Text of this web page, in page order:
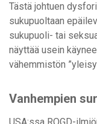
Tästä johtuen
sukupuoltaan
sukupuoli- tai
näyttää usein
vähemmistön
Vanhempien